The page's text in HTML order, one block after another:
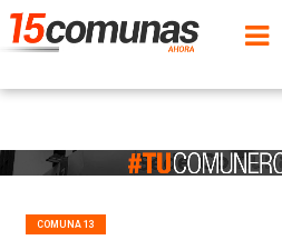
COMUNA 13